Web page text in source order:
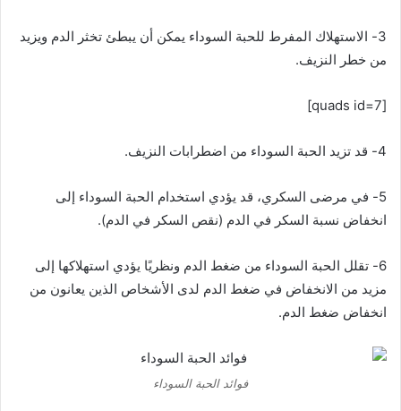
3- الاستهلاك المفرط للحبة السوداء يمكن أن يبطئ تخثر الدم ويزيد
من خطر النزيف.
[quads id=7]
4- قد تزيد الحبة السوداء من اضطرابات النزيف.
5- في مرضى السكري، قد يؤدي استخدام الحبة السوداء إلى
انخفاض نسبة السكر في الدم (نقص السكر في الدم).
6- تقلل الحبة السوداء من ضغط الدم ونظريًا يؤدي استهلاكها إلى
مزيد من الانخفاض في ضغط الدم لدى الأشخاص الذين يعانون من
انخفاض ضغط الدم.
فوائد الحبة السوداء